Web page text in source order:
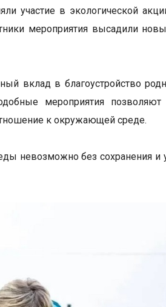
участие в экологической
мероприятия высадили
вклад в благоустройство
мероприятия
к окружающей среде.
невозможно без сохранения и